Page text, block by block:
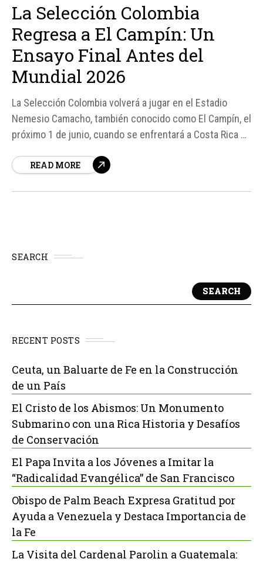
La Selección Colombia
Regresa a El Campín: Un
Ensayo Final Antes del
Mundial 2026
La Selección Colombia volverá a jugar en el Estadio
Nemesio Camacho, también conocido como El Campín, el
próximo 1 de junio, cuando se enfrentará a Costa Rica en
Copa Mundial de la FIFA Canadá, México y Estados
READ MORE
SEARCH
SEARCH
RECENT POSTS
Ceuta, un Baluarte de Fe en la Construcción
de un País
El Cristo de los Abismos: Un Monumento
Submarino con una Rica Historia y Desafíos
de Conservación
El Papa Invita a los Jóvenes a Imitar la
“Radicalidad Evangélica” de San Francisco
Obispo de Palm Beach Expresa Gratitud por
Ayuda a Venezuela y Destaca Importancia de
la Fe
La Visita del Cardenal Parolin a Guatemala: